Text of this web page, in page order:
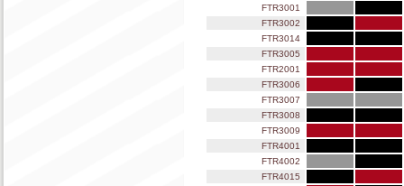
FTR3001
FTR3002
FTR3014
FTR3005
FTR2001
FTR3006
FTR3007
FTR3008
FTR3009
FTR4001
FTR4002
FTR4015